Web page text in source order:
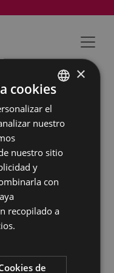
Bertso
Pagola
BASQUE
SPANISH
×
cookies
el
nuestro
nuestro sitio
y
con
recopilado a
de